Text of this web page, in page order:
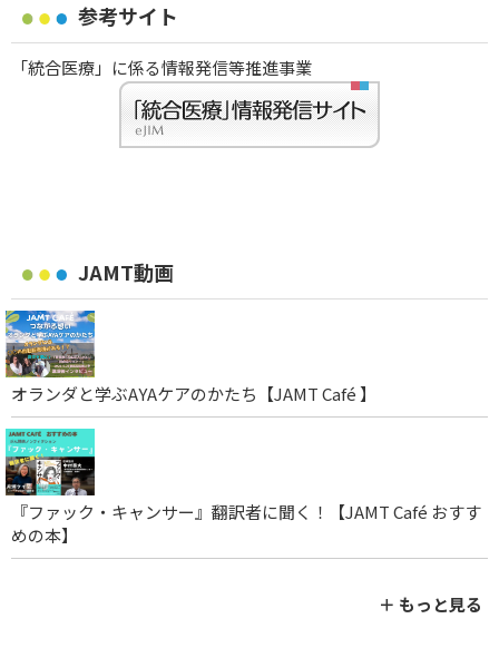
参考サイト
「統合医療」に係る情報発信等推進事業
JAMT動画
オランダと学ぶAYAケアのかたち【JAMT Café 】
『ファック・キャンサー』翻訳者に聞く！【JAMT Café おすす
めの本】
＋ もっと見る